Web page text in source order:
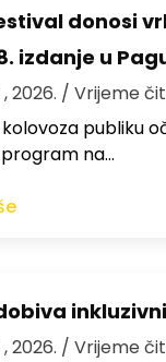
donosi
izdanje u
2026. / Vrijeme
kolovoza publiku
na…
2026. / Vrijeme